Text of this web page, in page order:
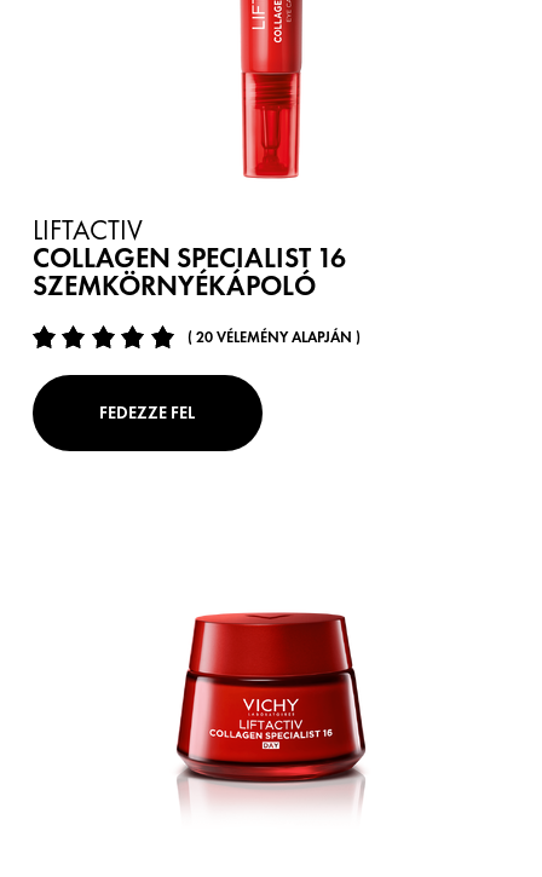
LIFTACTIV
COLLAGEN SPECIALIST 16
SZEMKÖRNYÉKÁPOLÓ
( 20 VÉLEMÉNY ALAPJÁN )
FEDEZZE FEL